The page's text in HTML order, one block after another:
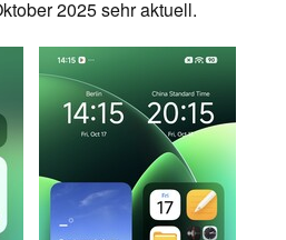
2025 sehr aktuell.